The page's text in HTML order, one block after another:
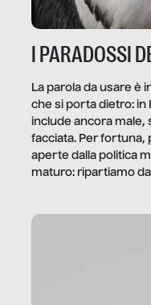
I PARADOSSI
La parola da usare è
che si porta dietro: in
include ancora male,
facciata. Per fortuna,
aperte dalla politica
maturo: ripartiamo da